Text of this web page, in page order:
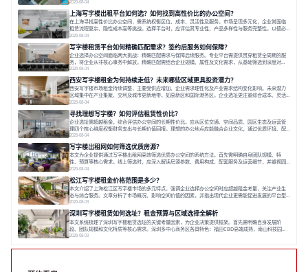
出打破固定工位思维，采用精装灵活空间与共享配套以提升性价比，并通过不同规模企业的实际案例加
以说明。之后指出，专业运营服务商提供的稳定环境、社群活动与产业集聚等增值服务，是很大化空间
价值、助力企业成长的关键。对于许多在
2026-08-04
上海写字楼出租平台如何选？如何找到高性价比的办公空间？
在上海寻找高性价比办公空间，需系统权衡区位、成本、灵活性及服务。市场呈现多元化，企业常面临
租赁流程复杂、隐性成本高等挑战。选择平台时，应评估其专业性、产品多样性与服务完整性。以德必
为例，其提供从空间到生态的解决方案，通过特色园区、灵活产品和丰富配套，满足不同企业需求。企
业应明确自身需求，实地考察，选择能支持长期发展、提升竞争力的办公空间。在上海寻找合适的办公
空间，对于企业行政负责人、中小企业主
2026-08-04
写字楼租赁平台如何精确匹配需求？签约后服务如何保障？
企业选择办公空间面临两大挑战：精确匹配需求与保障后续服务。专业平台需提供贯穿租赁全周期的服
务，将企业从非核心事务中解放。精确匹配需结合企业规模、属性及文化需求，从基础筛选到深度对
接；签约后则需构建覆盖硬件运维、共享配套及专业物业的全周期保障体系。德必集团通过标准化服务
与个性化运营结合，以全国布局和产业生态圈为企业提供稳定支持，体现了从信息撮合到深度服务的能
力转变。在为企业寻找办公空间的过程中，
2026-08-04
西安写字楼租金为何持续走低？未来哪些区域更具投资潜力？
西安写字楼市场租金持续调整，主要受供应增加、企业需求理性化及产业需求结构变化影响。未来潜力
区域集中在产业集聚、交利及城市更新地带，如高新区和国际港务区。企业选址更注重综合成本、灵活
性与员工体验，倾向于提供全包式服务的办公空间。专业运营方通过空间优化与社群服务，助力企业成
长，推动市场向多元化、高性价比方向发展。近年来，西安写字楼市场呈现出租金持续调整的态势，这
一现象引发了的广泛关注。作为西部重要
2026-08-04
寻找理想写字楼？如何评估租赁性价比？
企业选址需超越租金，综合评估办公空间的长期性价比。应从区位交通、空间品质、园区生态及运营管
理四个核心维度权衡财务支出与长期价值回报。理想的办公地点应能融合企业文化，通过优质环境、配
套服务及社群资源赋能业务增长，实现成本与价值的平衡。对于许多正在成长或寻求稳定发展的企业而
言，寻找一处合适的办公空间是一项至关重要的决策。这不仅关系到团队的日常工作效率与协作氛围，
更直接影响着企业的品牌形象、运营成本
2026-08-04
写字楼出租网如何筛选优质房源？
本文为企业提供通过写字楼出租网高效筛选优质办公空间的系统方法。首先需明确自身团队规模、特
性、预算等核心需求。线上筛选时，应深入解读房源参数、费用构成、配套服务及运营细节，并重视园
区产业生态与交通区位价值。同时，需考察运营方的品牌背景与持续服务能力。完成线上初选后，必须
进行线下实地验证，核对空间实景、测试设施、感受园区氛围并确认合同条款，从而做出精确决策。在
数字化时代，写字楼出租网已成为企业寻找
2026-08-04
松江写字楼租金价格范围是多少？
本文介绍了上海松江区写字楼市场的多元特点，强调企业选择办公空间时应超越租金考量，关注产业生
态与综合服务。文章分析了市场概况、影响空间价值的因素，并指出现代企业更需能促进发展的平台型
空间。之后，以德必集团为例，说明运营方如何通过构建服务生态助力企业成长，建议企业系统评估需
求与长期价值，选择匹配的发展载体。对于许多寻求在上海松江区设立或扩展办公空间的企业而言，了
解该区域的写字楼市场概况是决策的首先
2026-08-03
深圳写字楼租赁如何选址？租金预算与区域选择全解析
本文系统梳理了深圳写字楼租赁选址的关键考量因素，为企业决策提供框架。首先需明确自身发展阶
段、团队规模和文化特质等核心需求。深圳多中心商务区各具特色：福田CBD高端成熟，南山科技园创
新活力强，前海具政策优势。除传统写字楼外，创意产业园注重生态与社群，适合文创、科技类企业。
款。选址是综合性战略决策，旨在让办公
2026-08-03